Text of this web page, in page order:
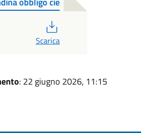
Scarica
: 22 giugno 2026, 11:15